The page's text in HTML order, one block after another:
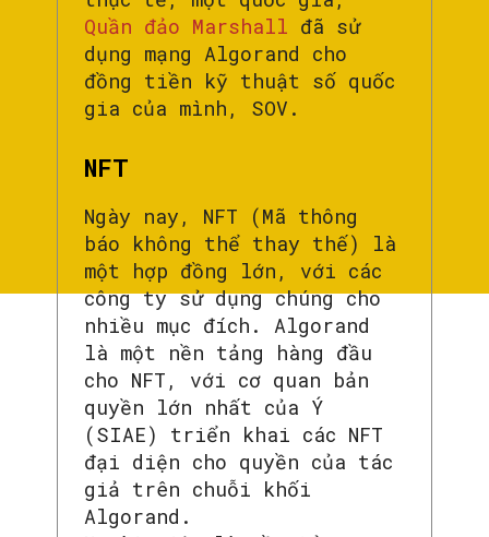
Quần đảo Marshall đã sử
dụng mạng Algorand cho
đồng tiền kỹ thuật số quốc
gia của mình, SOV.
NFT
Ngày nay, NFT (Mã thông
báo không thể thay thế) là
một hợp đồng lớn, với các
công ty sử dụng chúng cho
nhiều mục đích. Algorand
là một nền tảng hàng đầu
cho NFT, với cơ quan bản
quyền lớn nhất của Ý
(SIAE) triển khai các NFT
đại diện cho quyền của tác
giả trên chuỗi khối
Algorand.